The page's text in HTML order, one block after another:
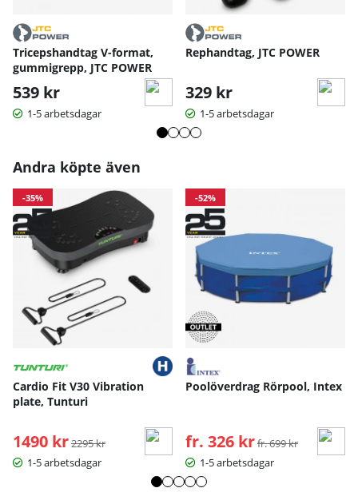
Tricepshandtag V-format,
gummigrepp, JTC POWER
539 kr
1-5 arbetsdagar
Rephandtag, JTC POWER
329 kr
1-5 arbetsdagar
Andra köpte även
-35%
Cardio Fit V30 Vibration
plate, Tunturi
1490 kr Ordinarie pris:
2295 kr
1-5 arbetsdagar
-52%
Poolöverdrag Rörpool, Intex
fr. 326 kr Ordinarie pris:
fr. 699 kr
1-5 arbetsdagar